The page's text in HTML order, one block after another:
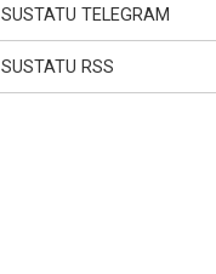
SUSTATU TELEGRAM
SUSTATU RSS